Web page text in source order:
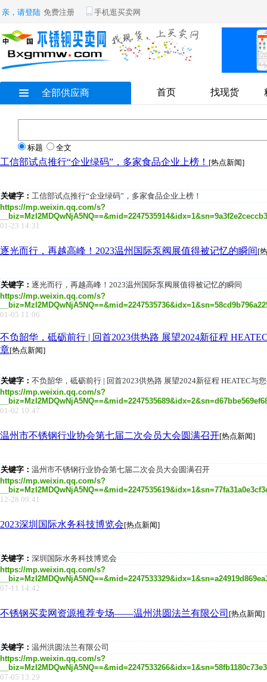
亲，请登陆 免费注册 手机逛买卖网
全部供应商 首页 找现货
标题 全文
工信部试点推行“企业绿码”，多家食品企业上榜！ [热点新闻]
关键字： 工信部试点推行“企业绿码”，多家食品企业上榜！
https://mp.weixin.qq.com/s?
01-23 14:31
逐光而行，再越高峰！2023温州国际泵阀展值得被记忆的瞬间 [
关键字： 逐光而行，再越高峰！2023温州国际泵阀展值得被记忆的瞬间
https://mp.weixin.qq.com/s?
01-05 11:06
不负韶华，砥砺前行 | 回首2023供热路 展望2024新征程
章[热点新闻]
关键字： 不负韶华，砥砺前行 | 回首2023供热路 展望2024新征程 HEATEC与
https://mp.weixin.qq.com/s?
01-02 10:47
温州市不锈钢行业协会第七届二次会员大会圆满召开[热点新闻]
关键字： 温州市不锈钢行业协会第七届二次会员大会圆满召开
https://mp.weixin.qq.com/s?
12-28 09:41
2023深圳国际水务科技博览会[热点新闻]
关键字： 深圳国际水务科技博览会
https://mp.weixin.qq.com/s?
07-11 14:42
不锈钢买卖网资源推荐专场——温州洪圆法兰有限公司 [热点新闻]
关键字： 温州洪圆法兰有限公司
https://mp.weixin.qq.com/s?
07-05 13:29